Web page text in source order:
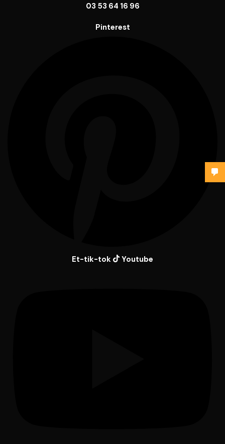
03 53 64 16 96
Pinterest
Et-tik-tok Youtube